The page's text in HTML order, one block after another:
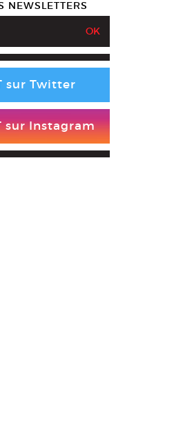
NEWSLETTERS
sur Twitter
sur Instagram